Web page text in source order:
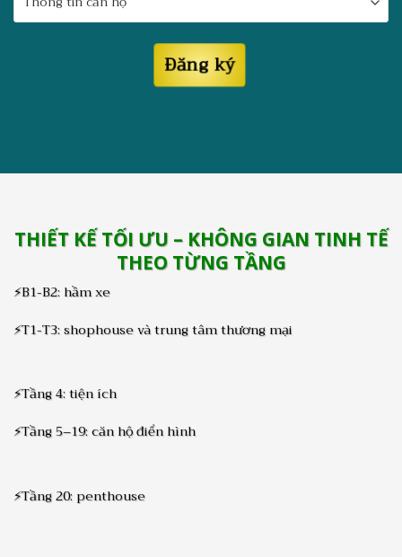
THIẾT KẾ TỐI ƯU – KHÔNG GIAN TINH TẾ
THEO TỪNG TẦNG
⚡B1-B2: hầm xe
⚡T1-T3: shophouse và trung tâm thương mại
⚡Tầng 4: tiện ích
⚡Tầng 5–19: căn hộ điển hình
⚡Tầng 20: penthouse